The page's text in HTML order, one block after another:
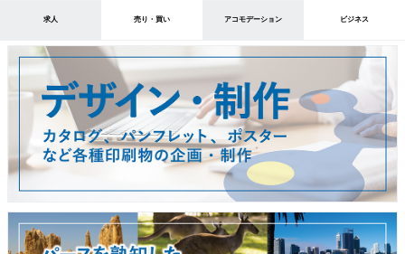
求人 売り・買い アコモデーション ビジネス